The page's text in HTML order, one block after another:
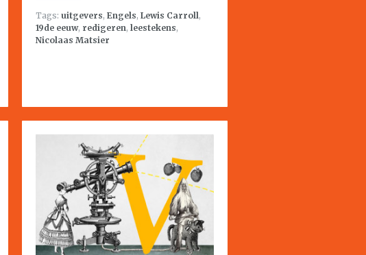
Tags: uitgevers, Engels, Lewis Carroll,
19de eeuw, redigeren, leestekens,
Nicolaas Matsier